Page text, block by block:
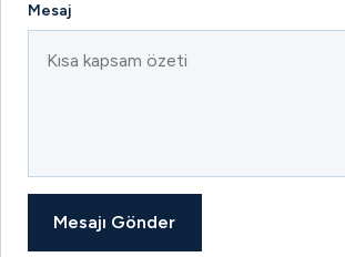
Mesaj
Mesajı Gönder